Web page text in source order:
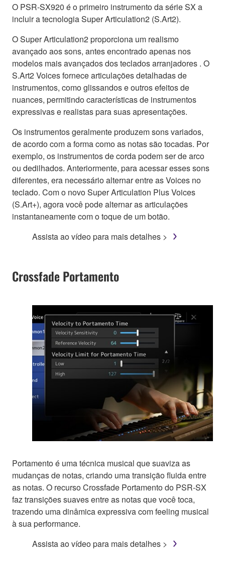
O PSR-SX920 é o primeiro instrumento da série SX a
incluir a tecnologia Super Articulation2 (S.Art2).
O Super Articulation2 proporciona um realismo
avançado aos sons, antes encontrado apenas nos
modelos mais avançados dos teclados arranjadores . O
S.Art2 Voices fornece articulações detalhadas de
instrumentos, como glissandos e outros efeitos de
nuances, permitindo características de instrumentos
expressivas e realistas para suas apresentações.
Os instrumentos geralmente produzem sons variados,
de acordo com a forma como as notas são tocadas. Por
exemplo, os instrumentos de corda podem ser de arco
ou dedilhados. Anteriormente, para acessar esses sons
diferentes, era necessário alternar entre as Voices no
teclado. Com o novo Super Articulation Plus Voices
(S.Art+), agora você pode alternar as articulações
instantaneamente com o toque de um botão.
Assista ao vídeo para mais detalhes >
Crossfade Portamento
Portamento é uma técnica musical que suaviza as
mudanças de notas, criando uma transição fluida entre
as notas. O recurso Crossfade Portamento do PSR-SX
faz transições suaves entre as notas que você toca,
trazendo uma dinâmica expressiva com feeling musical
à sua performance.
Assista ao vídeo para mais detalhes >